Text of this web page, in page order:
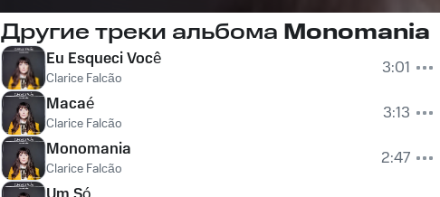
Другие треки альбома Monomania
Eu Esqueci Você
Clarice Falcão
3:01
Macaé
Clarice Falcão
3:13
Monomania
Clarice Falcão
2:47